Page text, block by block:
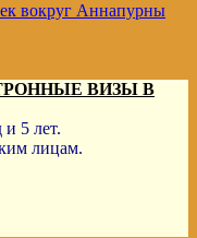
вокруг Аннапурны
ВИЗЫ В
5 лет.
лицам.